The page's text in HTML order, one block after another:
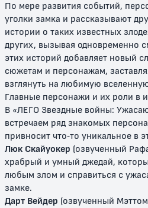
0+
Lego Звездные войны:
Падаванская угроза
6+
По мере развития событий,
уголки замка и рассказывают
истории о таких известных
других, вызывая одновременно
этих историй добавляет новый
сюжетам и персонажам,
взглянуть на любимую
Главные персонажи и их роли в
В «ЛЕГО Звездные войны:
встречаем ряд знакомых
привносит что-то уникальное в
Люк Скайуокер (озвученный
храбрый и умный джедай,
любым злом и справиться с
замке.
Дарт Вейдер (озвученный